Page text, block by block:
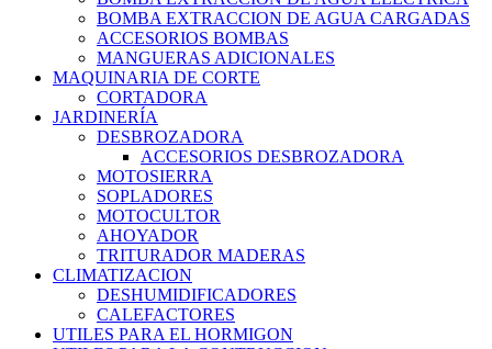
BOMBA EXTRACCION DE AGUA CARGADAS
ACCESORIOS BOMBAS
MANGUERAS ADICIONALES
MAQUINARIA DE CORTE
CORTADORA
JARDINERÍA
DESBROZADORA
ACCESORIOS DESBROZADORA
MOTOSIERRA
SOPLADORES
MOTOCULTOR
AHOYADOR
TRITURADOR MADERAS
CLIMATIZACION
DESHUMIDIFICADORES
CALEFACTORES
UTILES PARA EL HORMIGON